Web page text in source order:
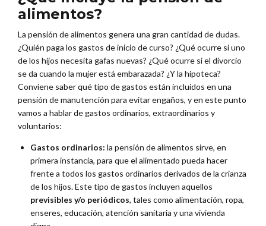
alimentos?
La pensión de alimentos genera una gran cantidad de dudas.
¿Quién paga los gastos de inicio de curso? ¿Qué ocurre si uno
de los hijos necesita gafas nuevas? ¿Qué ocurre si el divorcio
se da cuando la mujer está embarazada? ¿Y la hipoteca?
Conviene saber qué tipo de gastos están incluidos en una
pensión de manutención para evitar engaños, y en este punto
vamos a hablar de gastos ordinarios, extraordinarios y
voluntarios:
Gastos ordinarios: la pensión de alimentos sirve, en
primera instancia, para que el alimentado pueda hacer
frente a todos los gastos ordinarios derivados de la crianza
de los hijos. Este tipo de gastos incluyen aquellos
previsibles y/o periódicos, tales como alimentación, ropa,
enseres, educación, atención sanitaria y una vivienda